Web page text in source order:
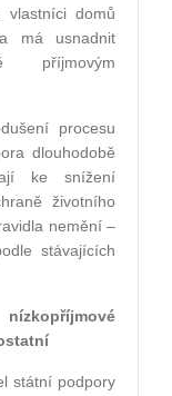
domů
má usnadnit
příjmovým
procesu
dlouhodobě
ke snížení
životního
nemění –
stávajících
státní podpory